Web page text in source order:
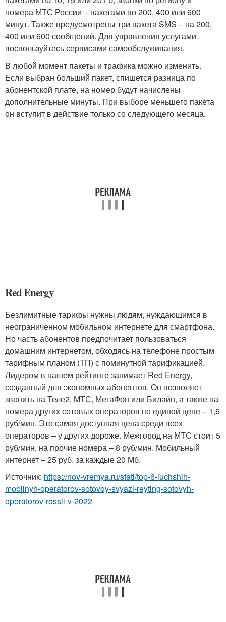
номера МТС России – пакетами по 200, 400 или 600
минут. Также предусмотрены три пакета SMS – на 200,
400 или 600 сообщений. Для управления услугами
воспользуйтесь сервисами самообслуживания.
В любой момент пакеты и трафика можно изменить.
Если выбран больший пакет, спишется разница по
абонентской плате, на номер будут начислены
дополнительные минуты. При выборе меньшего пакета
он вступит в действие только со следующего месяца.
Red Energy
Безлимитные тарифы нужны людям, нуждающимся в
неограниченном мобильном интернете для смартфона.
Но часть абонентов предпочитает пользоваться
домашним интернетом, обходясь на телефоне простым
тарифным планом (ТП) с поминутной тарификацией.
Лидером в нашем рейтинге занимает Red Energy,
созданный для экономных абонентов. Он позволяет
звонить на Теле2, МТС, МегаФон или Билайн, а также на
номера других сотовых операторов по единой цене – 1,6
руб/мин. Это самая доступная цена среди всех
операторов – у других дороже. Межгород на МТС стоит 5
руб/мин, на прочие номера – 8 руб/мин. Мобильный
интернет – 25 руб. за каждые 20 Мб.
Источник: https://nov-vremya.ru/stati/top-6-luchshih-
mobilnyh-operatorov-sotovoy-svyazi-reyting-sotovyh-
operatorov-rossii-v-2022